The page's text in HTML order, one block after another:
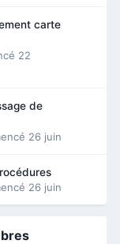
carte
22
de
26 juin
26 juin